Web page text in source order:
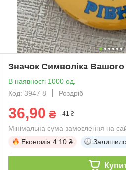
Значок Символіка Вашого
В наявності 1000 од.
Код: 3947-8
Роздріб
36,90 ₴ 41 ₴
Мінімальна сума замовлення на
Економія 4.10 ₴